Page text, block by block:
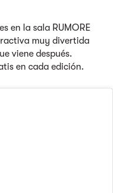
en la sala RUMORE
muy divertida
viene después.
en cada edición.